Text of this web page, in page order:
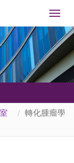
轉化腫瘤學